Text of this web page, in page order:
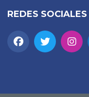
REDES SOCIALES